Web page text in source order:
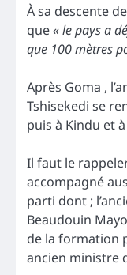
À sa descente
que« le pays a
que 100 mètres
Après Goma ,
Tshisekedi se
puis à Kindu et
Il faut le
accompagné
parti dont ;
Beaudouin
de la formation
ancien ministre